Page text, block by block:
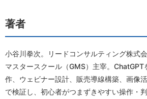
著者
小谷川拳次。リードコンサルティング株式
マスタースクール（GMS）主宰。ChatGPT
作、ウェビナー設計、販売導線構築、画像
で検証し、初心者がつまずきやすい操作・